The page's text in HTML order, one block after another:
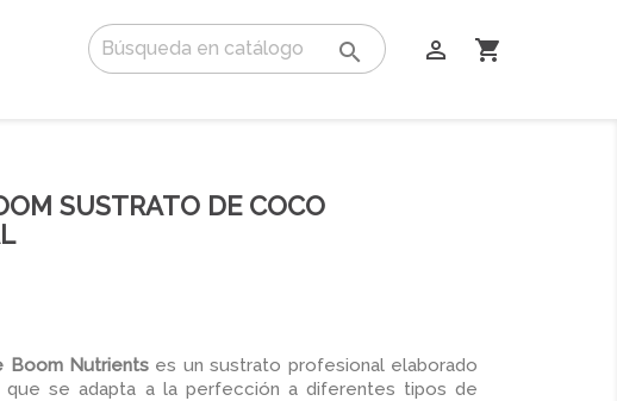
  shopping_cart
SUSTRATO DE COCO
Boom Nutrients es un sustrato profesional elaborado
que se adapta a la perfección a diferentes tipos de